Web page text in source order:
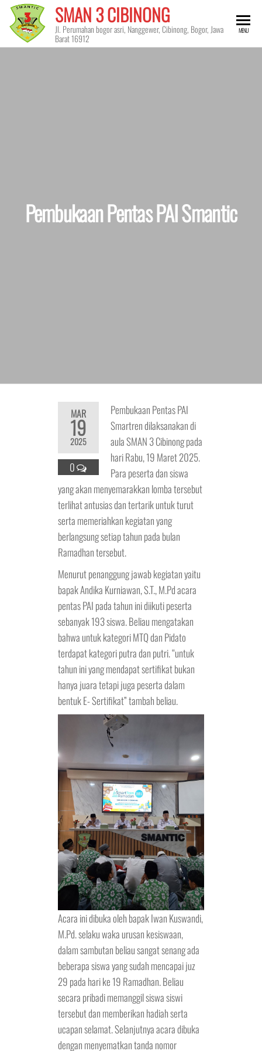
Skip
SMAN 3 CIBINONG
Jl. Perumahan bogor asri, Nanggewer, Cibinong, Bogor, Jawa
Barat 16912
MENU
Pembukaan Pentas PAI Smantic
MAR
19
2025
0
Pembukaan Pentas PAI
Smartren dilaksanakan di
aula SMAN 3 Cibinong pada
hari Rabu, 19 Maret 2025.
Para peserta dan siswa
yang akan menyemarakkan lomba tersebut
terlihat antusias dan tertarik untuk turut
serta memeriahkan kegiatan yang
berlangsung setiap tahun pada bulan
Ramadhan tersebut.
Menurut penanggung jawab kegiatan yaitu
bapak Andika Kurniawan, S.T., M.Pd acara
pentas PAI pada tahun ini diikuti peserta
sebanyak 193 siswa. Beliau mengatakan
bahwa untuk kategori MTQ dan Pidato
terdapat kategori putra dan putri. “untuk
tahun ini yang mendapat sertifikat bukan
hanya juara tetapi juga peserta dalam
bentuk E- Sertifikat” tambah beliau.
Acara ini dibuka oleh bapak Iwan Kuswandi,
M.Pd. selaku waka urusan kesiswaan,
dalam sambutan beliau sangat senang ada
beberapa siswa yang sudah mencapai juz
29 pada hari ke 19 Ramadhan. Beliau
secara pribadi memanggil siswa siswi
tersebut dan memberikan hadiah serta
ucapan selamat. Selanjutnya acara dibuka
dengan menyematkan tanda nomor